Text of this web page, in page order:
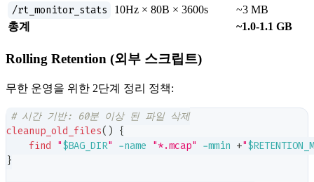
/rt_monitor_stats 10Hz × 80B × 3600s
~3 MB
총계
~1.0-1.1 GB
Rolling Retention (외부 스크립트)
무한 운영을 위한 2단계 정리 정책:
# 시간 기반: 60분 이상 된 파일 삭제
cleanup_old_files( ) {
find "$BAG_DIR" -name "*.mcap" -mmin +"
}